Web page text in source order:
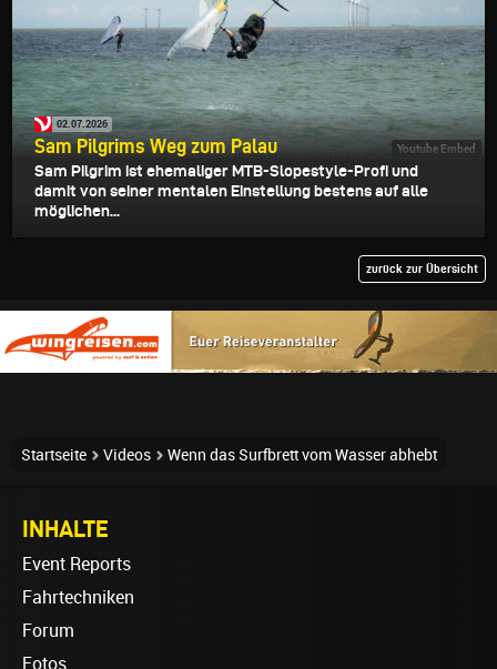
Youtube Embed
02.07.2026
Sam Pilgrims Weg zum Palau
Sam Pilgrim ist ehemaliger MTB-Slopestyle-Profi und
damit von seiner mentalen Einstellung bestens auf alle
möglichen...
zurück zur Übersicht
Startseite Videos Wenn das Surfbrett vom Wasser abhebt
INHALTE
Event Reports
Fahrtechniken
Forum
Fotos